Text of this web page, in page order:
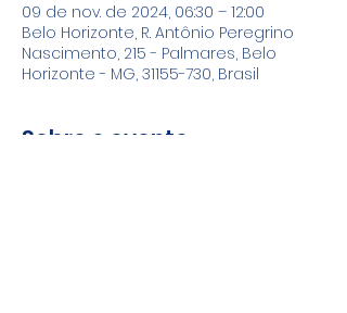
09 de nov. de 2024, 06:30 – 12:00
Belo Horizonte, R. Antônio Peregrino
Nascimento, 215 - Palmares, Belo
Horizonte - MG, 31155-730, Brasil
Sobre o evento